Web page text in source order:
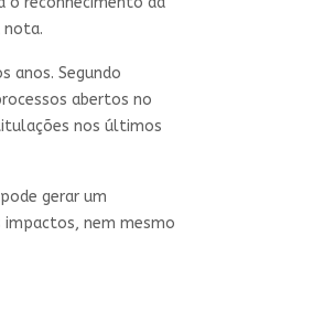
nota.
anos. Segundo
abertos no
nos últimos
gerar um
nem mesmo